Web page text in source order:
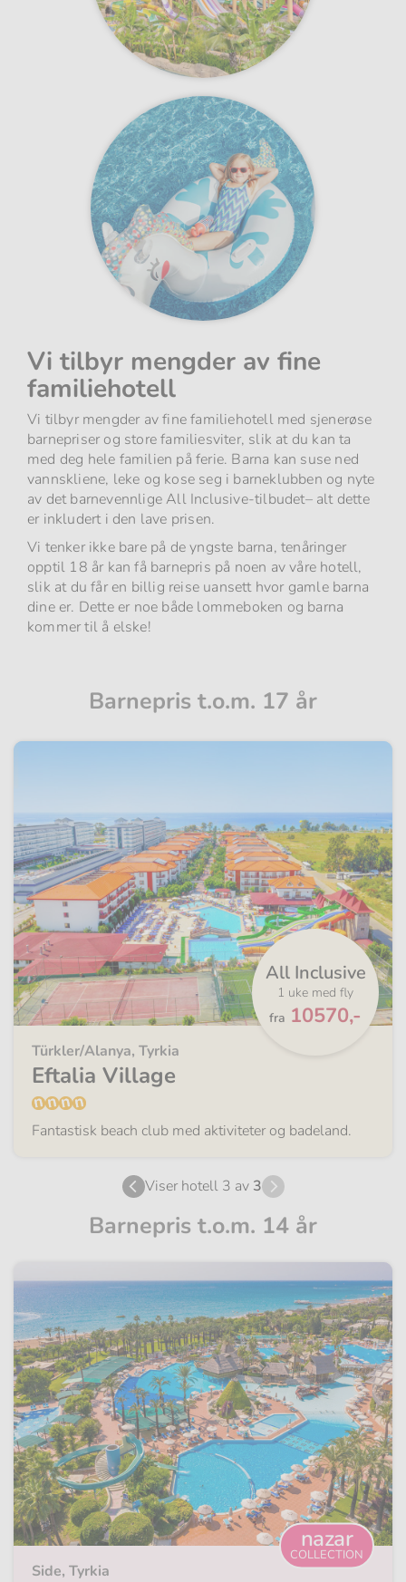
Vi tilbyr mengder av fine
familiehotell
Vi tilbyr mengder av fine familiehotell med sjenerøse
barnepriser og store familiesviter, slik at du kan ta
med deg hele familien på ferie. Barna kan suse ned
vannskliene, leke og kose seg i barneklubben og nyte
av det barnevennlige All Inclusive-tilbudet– alt dette
er inkludert i den lave prisen.
Vi tenker ikke bare på de yngste barna, tenåringer
opptil 18 år kan få barnepris på noen av våre hotell,
slik at du får en billig reise uansett hvor gamle barna
dine er. Dette er noe både lommeboken og barna
kommer til å elske!
Barnepris t.o.m. 17 år
All Inclusive
1 uke med fly
Fra
fra 10570,-
Türkler/Alanya, Tyrkia
Eftalia Village
Fantastisk beach club med aktiviteter og badeland.
Viser hotell 3 av 3
Barnepris t.o.m. 14 år
nazar
COLLECTION
Side, Tyrkia